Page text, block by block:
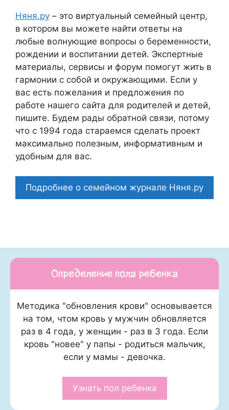
Няня.ру – это виртуальный семейный центр,
в котором вы можете найти ответы на
любые волнующие вопросы о беременности,
рождении и воспитании детей. Экспертные
материалы, сервисы и форум помогут жить в
гармонии с собой и окружающими. Если у
вас есть пожелания и предложения по
работе нашего сайта для родителей и детей,
пишите. Будем рады обратной связи, потому
что c 1994 года стараемся сделать проект
максимально полезным, информативным и
удобным для вас.
Подробнее о семейном журнале Няня.ру
Определение пола ребенка
Методика "обновления крови" основывается
на том, чтом кровь у мужчин обновляется
раз в 4 года, у женщин - раз в 3 года. Если
кровь "новее" у папы - родиться мальчик,
если у мамы - девочка.
Узнать пол ребенка